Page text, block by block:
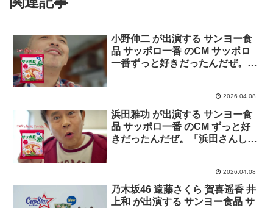
小野伸二 が出演する サンヨー食
品 サッポロ一番 のCM サッポロ
一番ずっと好きだったんだぜ。
2026.04.08
浜田雅功 が出演する サンヨー食
品 サッポロ一番 のCM ずっと好
きだったんだぜ。「浜田さんしょ
2026.04.08
乃木坂46 遠藤さくら 賀喜遥香 井
上和 が出演する サンヨー食品 サ